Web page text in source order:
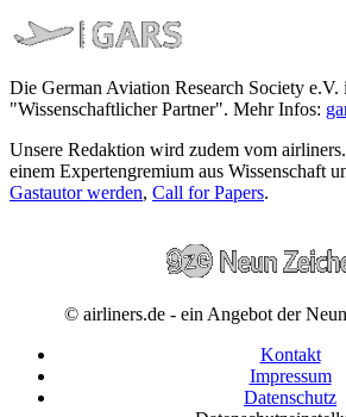
Die German Aviation Research Society e.V.
"Wissenschaftlicher Partner". Mehr Infos:
Unsere Redaktion wird zudem vom
einem Expertengremium aus Wissenschaft
Gastautor werden, Call for Papers.
© airliners.de - ein Angebot der
Kontakt
Impressum
Datenschutz